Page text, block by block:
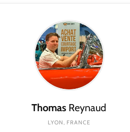
Thomas Reynaud
LYON, FRANCE